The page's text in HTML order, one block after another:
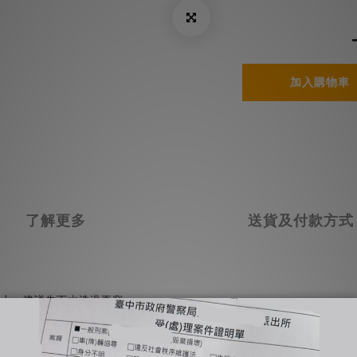
加入購物車
了解更多 送貨及付款方式
，建議先下水洗過再穿。